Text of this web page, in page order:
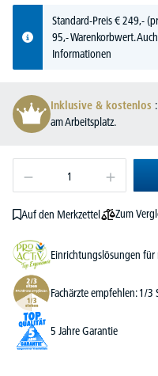
Standard-Preis€249,-
95,- Warenkorbwert.
Informationen
Inklusive & kostenlos
am Arbeitsplatz.
Auf den Merkzettel Zum
Einrichtungslösungen
Fachärzte empfehlen: 1/3
5 Jahre Garantie